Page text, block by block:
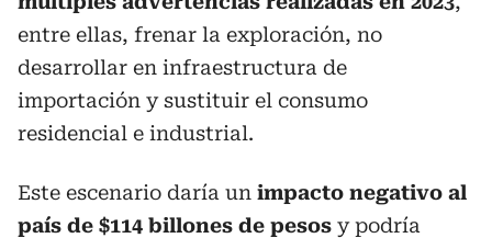
entre ellas, frenar la exploración, no
desarrollar en infraestructura de
importación y sustituir el consumo
residencial e industrial.
Este escenario daría un impacto negativo al
país de $114 billones de pesos y podría